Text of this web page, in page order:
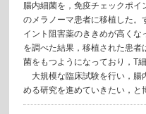
腸内細菌を，免疫チェックポイ
のメラノーマ患者に移植した
イント阻害薬のききめが高く
を調べた結果，移植された患
菌をもつようになっており，T
大規模な臨床試験を行い，腸
める研究を進めていきたい，と